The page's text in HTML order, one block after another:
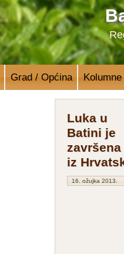
Grad / Općina Kolumne
Luka u
Batini je
iz
16. ožujka 2013.